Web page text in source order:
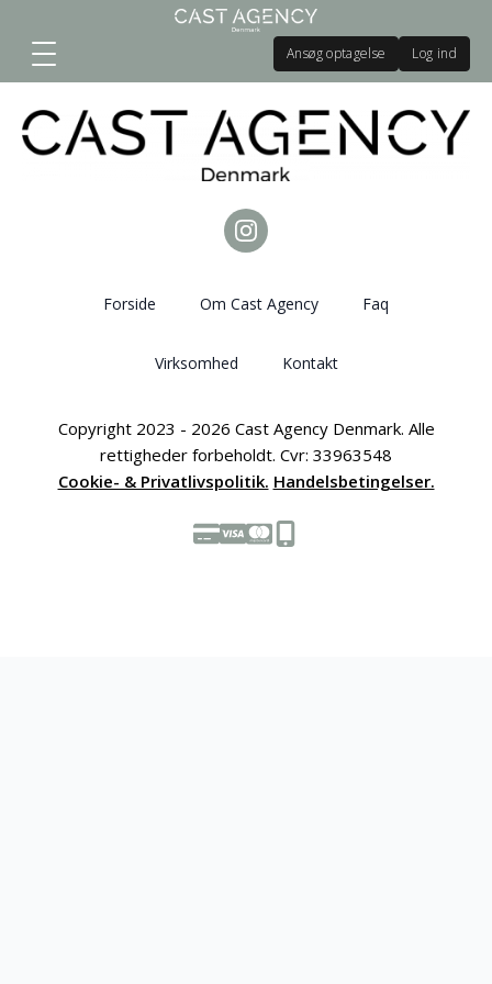
Ansøg optagelse Log ind
Forside Om Cast Agency Faq
Virksomhed Kontakt
Copyright 2023 - 2026 Cast Agency Denmark. Alle
rettigheder forbeholdt. Cvr: 33963548
Cookie- & Privatlivspolitik. Handelsbetingelser.